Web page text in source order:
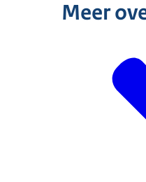
Meer